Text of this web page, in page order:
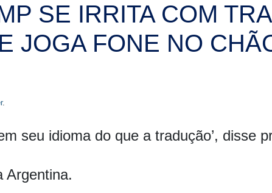
SE IRRITA COM
JOGA FONE NO
.
seu idioma do que a tradução’, disse
Argentina.